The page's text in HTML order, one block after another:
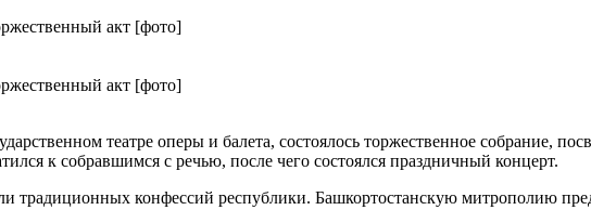
акт [фото]
акт [фото]
театре оперы и балета, состоялось торжественное собрание,
к собравшимся с речью, после чего состоялся праздничный концерт.
традиционных конфессий республики. Башкортостанскую митрополию